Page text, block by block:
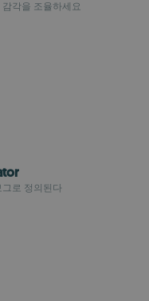
각을 조율하세요
로 정의된다